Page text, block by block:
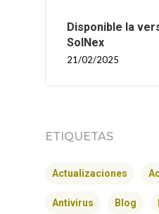
Disponible la
SolNex
21/02/2025
ETIQUETAS
Actualizaciones
Antivirus Blog